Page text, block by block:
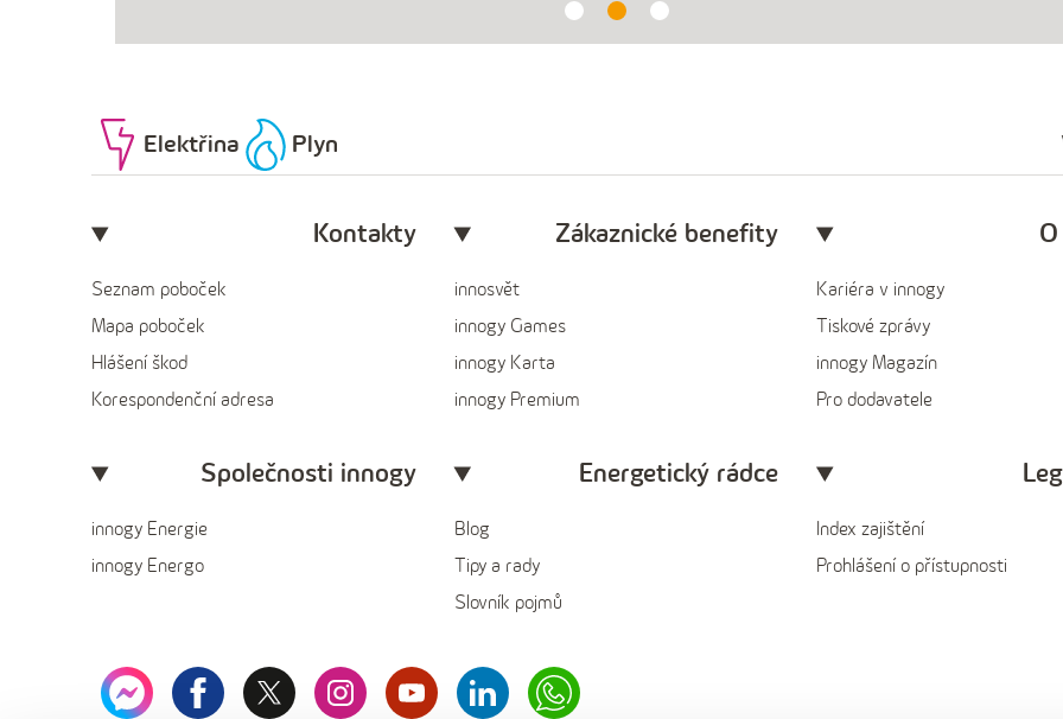
Elektřina Plyn
Kontakty
Seznam poboček
Mapa poboček
Hlášení škod
Korespondenční adresa
Zákaznické benefity
innosvět
innogy Games
innogy Karta
innogy Premium
Kariéra v innogy
Tiskové zprávy
innogy Magazín
Pro dodavatele
Společnosti innogy
innogy Energie
innogy Energo
Energetický rádce
Blog
Tipy a rady
Slovník pojmů
Index zajištění
Prohlášení o přístupnosti
messengerfacebook
x
instagramyoutubeLinkedinWhatsapp